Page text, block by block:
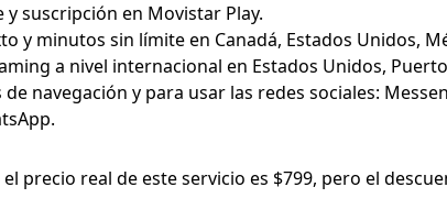
y suscripción en Movistar Play.
y minutos sin límite en Canadá, Estados Unidos,
a nivel internacional en Estados Unidos,
navegación y para usar las redes sociales:
precio real de este servicio es $799, pero el